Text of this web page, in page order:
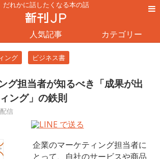
だれかに話したくなる本の話
人気記事 カテゴリー
ング ビジネス書
グ担当者が知るべき「成果が出
ング」の鉄則
信
企業のマーケティング担当者に
とって、自社のサービスや商品